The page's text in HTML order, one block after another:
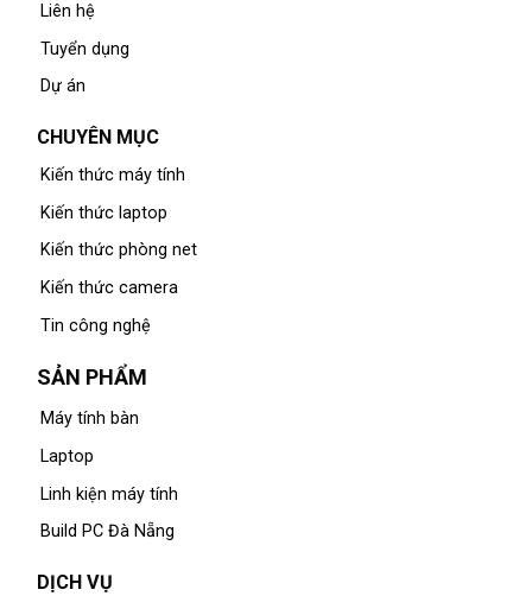
Liên hệ
Tuyển dụng
Dự án
CHUYÊN MỤC
Kiến thức máy tính
Kiến thức laptop
Kiến thức phòng net
Kiến thức camera
Tin công nghệ
SẢN PHẨM
Máy tính bàn
Laptop
Linh kiện máy tính
Build PC Đà Nẵng
DỊCH VỤ